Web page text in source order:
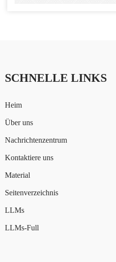
SCHNELLE LINKS
Heim
Über uns
Nachrichtenzentrum
Kontaktiere uns
Material
Seitenverzeichnis
LLMs
LLMs-Full